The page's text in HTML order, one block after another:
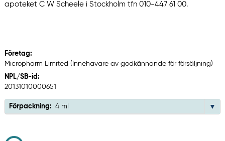
apoteket C W Scheele i Stockholm tfn 010-447 61 00.
Företag:
Micropharm Limited (Innehavare av godkännande för försäljning)
NPL/SB-id:
20131010000651
Förpackning: 4 ml